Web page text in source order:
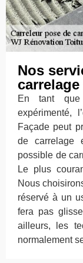
Nos
En tant que
expérimenté,
Façade peut
de carrelage
possible de
Le plus
Nous
réservé à un
fera pas
ailleurs, les
normalement